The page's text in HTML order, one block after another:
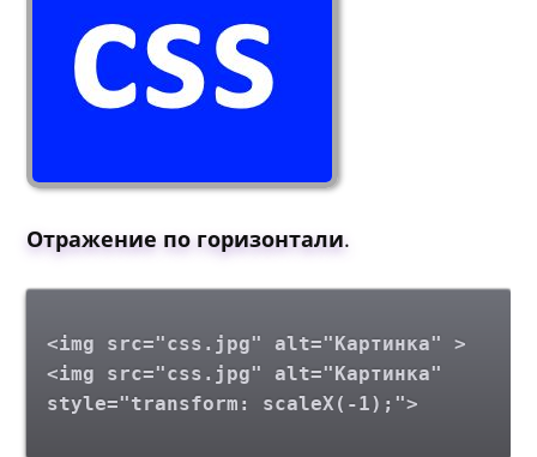
Отражение по горизонтали.
<img src="css.jpg" alt="Картинка" >
<img src="css.jpg" alt="Картинка"
style="transform: scaleX(-1);">